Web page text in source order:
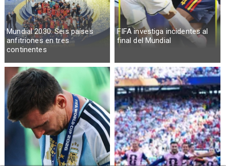
Mundial 2030: Seis países
anfitriones en tres
continentes
FIFA investiga incidentes al
final del Mundial